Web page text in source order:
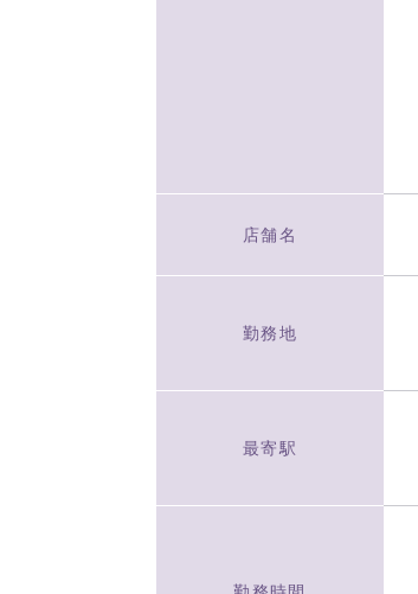
店舗名
勤務地
最寄駅